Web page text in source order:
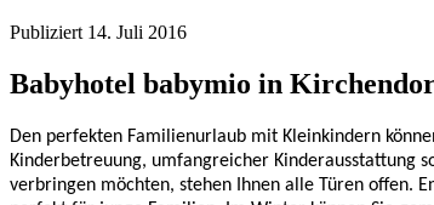
Publiziert 14. Juli 2016
Babyhotel babymio in
Den perfekten Familienurlaub mit Kleinkindern
Kinderbetreuung, umfangreicher Kinderausstattung
verbringen möchten, stehen Ihnen alle Türen offen.